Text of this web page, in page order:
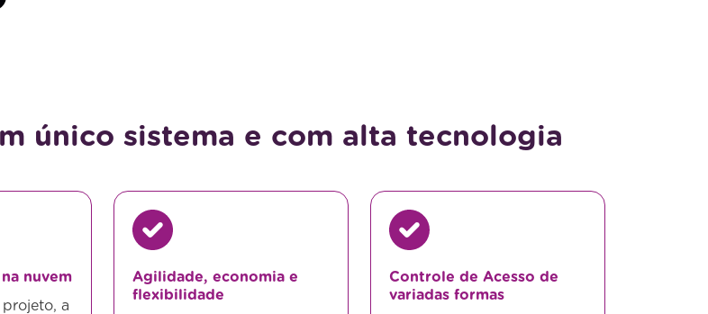
único sistema e com alta tecnologia
nuvem
a
Agilidade, economia e
flexibilidade
Controle de Acesso de
variadas formas